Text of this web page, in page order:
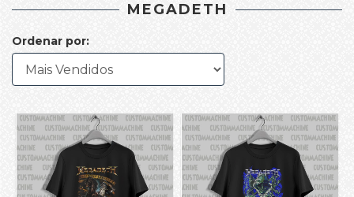
MEGADETH
Ordenar por: